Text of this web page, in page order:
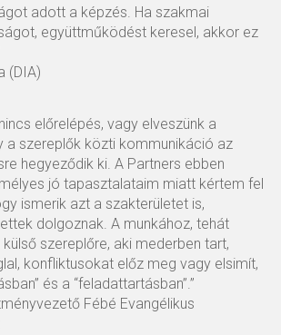
adott a képzés. Ha szakmai
együttműködést keresel, akkor ez
(DIA)
előrelépés, vagy elveszünk a
a szereplők közti kommunikáció az
hegyeződik ki. A Partners ebben
jó tapasztalataim miatt kértem fel
ismerik azt a szakterületet is,
dolgoznak. A munkához, tehát
szereplőre, aki mederben tart,
konfliktusokat előz meg vagy elsimít,
és a “feladattartásban”.”
Fébé Evangélikus